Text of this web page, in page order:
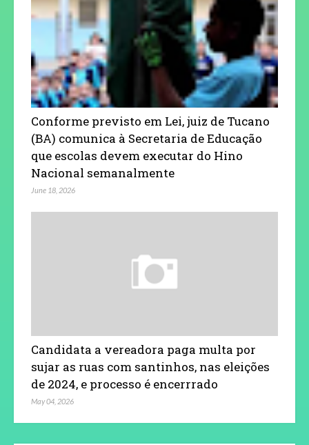
Conforme previsto em Lei, juiz de Tucano
(BA) comunica à Secretaria de Educação
que escolas devem executar do Hino
Nacional semanalmente
June 18, 2026
Candidata a vereadora paga multa por
sujar as ruas com santinhos, nas eleições
de 2024, e processo é encerrrado
May 04, 2026